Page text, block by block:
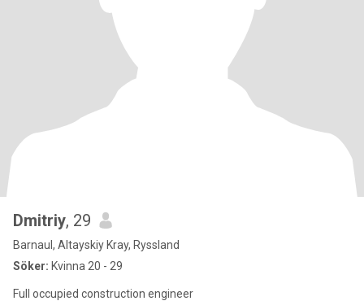
Dmitriy, 29
Barnaul, Altayskiy Kray, Ryssland
Söker: Kvinna 20 - 29
Full occupied construction engineer